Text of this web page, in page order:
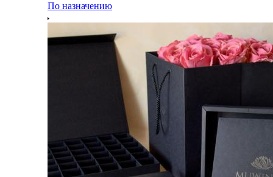
По назначению